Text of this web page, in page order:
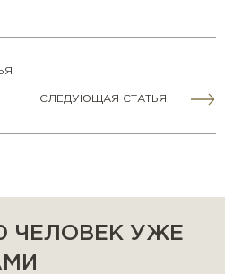
СЛЕДУЮЩАЯ СТАТЬЯ
ЧЕЛОВЕК УЖЕ